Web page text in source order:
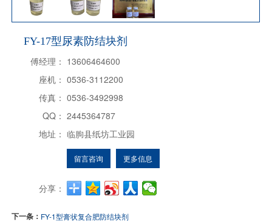
FY-17型尿素防结块剂
傅经理： 13606464600
座机： 0536-3112200
传真： 0536-3492998
QQ： 2445364787
地址： 临朐县纸坊工业园
留言咨询 更多信息
分享：
下一条： FY-1型膏状复合肥防结块剂